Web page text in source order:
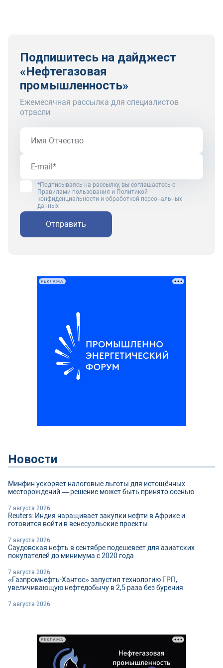
Подпишитесь на дайджест
«Нефтегазовая
промышленность»
Ежемесячная рассылка для специалистов
отрасли
*Подписываясь на рассылку, вы соглашаетесь с
Правилами пользования и Политикой
конфиденциальности и обработкой персональных
данных
Отправить
РЕКЛАМА
Новости
Минфин ускоряет налоговые льготы для истощённых
месторождений — решение может быть принято осенью
7 августа 2026
Reuters: Индия наращивает закупки нефти в Африке и
готовится войти в венесуэльские проекты
7 августа 2026
Саудовская нефть в сентябре подешевеет для азиатских
покупателей до минимума с 2020 года
7 августа 2026
«Газпромнефть-Хантос» запустил технологию ГРП,
увеличивающую нефтедобычу в 2,5 раза без бурения
7 августа 2026
РЕКЛАМА